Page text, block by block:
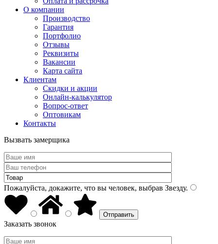
О компании
Производство
Гарантия
Портфолио
Отзывы
Реквизиты
Вакансии
Карта сайта
Клиентам
Скидки и акции
Онлайн-калькулятор
Вопрос-ответ
Оптовикам
Контакты
Вызвать замерщика
Пожалуйста, докажите, что вы человек, выбрав Звезду.
Заказать звонок